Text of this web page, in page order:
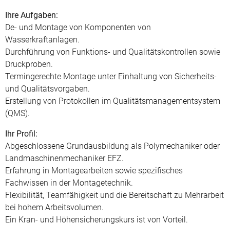
Ihre Aufgaben:
De- und Montage von Komponenten von
Wasserkraftanlagen.
Durchführung von Funktions- und Qualitätskontrollen sowie
Druckproben.
Termingerechte Montage unter Einhaltung von Sicherheits-
und Qualitätsvorgaben.
Erstellung von Protokollen im Qualitätsmanagementsystem
(QMS).
Ihr Profil:
Abgeschlossene Grundausbildung als Polymechaniker oder
Landmaschinenmechaniker EFZ.
Erfahrung in Montagearbeiten sowie spezifisches
Fachwissen in der Montagetechnik.
Flexibilität, Teamfähigkeit und die Bereitschaft zu Mehrarbeit
bei hohem Arbeitsvolumen.
Ein Kran- und Höhensicherungskurs ist von Vorteil.